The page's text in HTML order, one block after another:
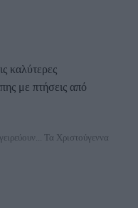
καλύτερες
με πτήσεις από
Τα Χριστούγεννα